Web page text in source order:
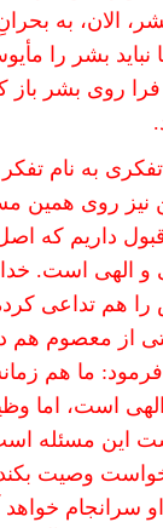
الان، به
بشر را
روی بشر باز
به نام
روی همین
داریم که
و الهی است.
هم تداعی
از معصوم هم
ما هم
است، اما
این مسئله
وصیت
سرانجام